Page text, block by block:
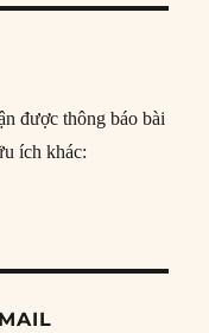
được thông báo bài
ích khác: